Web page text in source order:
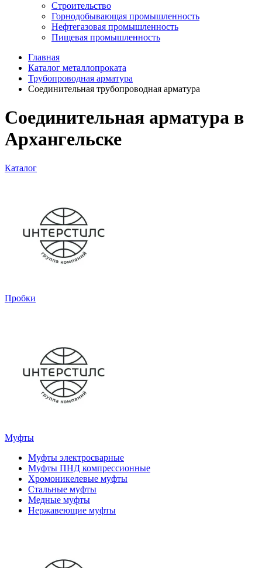
Строительство
Горнодобывающая промышленность
Нефтегазовая промышленность
Пищевая промышленность
Главная
Каталог металлопроката
Трубопроводная арматура
Соединительная трубопроводная арматура
Соединительная арматура в
Архангельске
Каталог
Пробки
Муфты
Муфты электросварные
Муфты ПНД компрессионные
Хромоникелевые муфты
Стальные муфты
Медные муфты
Нержавеющие муфты